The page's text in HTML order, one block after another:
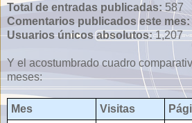
Total de entradas publicadas: 587
Comentarios publicados este mes:
Usuarios únicos absolutos:1,207
Y el acostumbrado cuadro
meses:
Mes Visitas